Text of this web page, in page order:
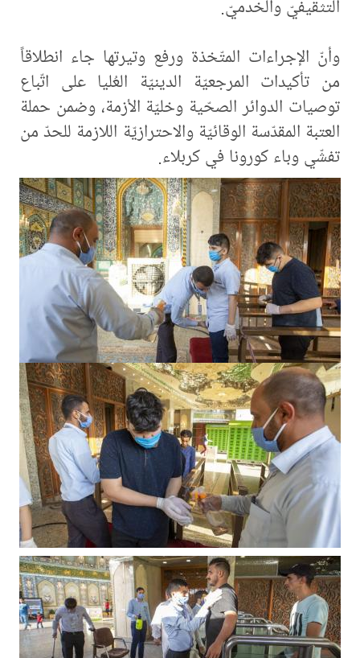
التثقيفيّ والخدميّ.
وأنّ الإجراءات المتّخذة ورفع وتيرتها جاء انطلاقاً
من تأكيدات المرجعيّة الدينيّة العُليا على اتّباع
توصيات الدوائر الصحّية وخليّة الأزمة، وضمن حملة
العتبة المقدّسة الوقائيّة والاحترازيّة اللازمة للحدّ من
تفشّي وباء كورونا في كربلاء.